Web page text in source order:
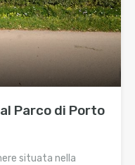
Parco di Porto
situata nella